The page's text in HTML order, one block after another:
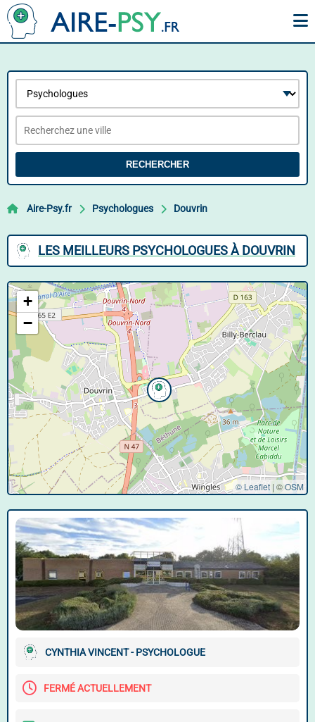
RECHERCHER
Aire-Psy.fr Psychologues Douvrin
LES MEILLEURS PSYCHOLOGUES À DOUVRIN
+
−
© Leaflet | ©OSM
CYNTHIA VINCENT - PSYCHOLOGUE
FERMÉ ACTUELLEMENT